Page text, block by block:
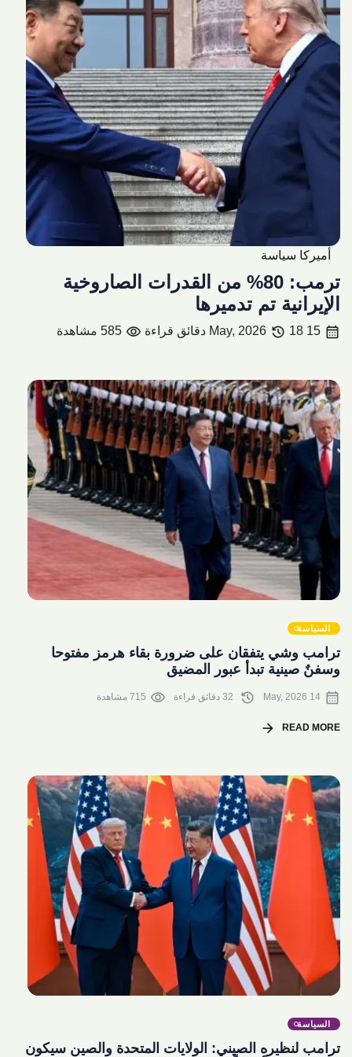
أميركا سياسة
ترمب: 80% من القدرات الصاروخية
الإيرانية تم تدميرها
calendar_month
15 May, 2026
history 18 دقائق قراءة visibility 585 مشاهدة
السياسة
ترامب وشي يتفقان على ضرورة بقاء هرمز مفتوحا
وسفنٌ صينية تبدأ عبور المضيق
calendar_month
14 May, 2026
history
visibility 715 مشاهدة
READ MORE
arrow_forward
السياسة
ترامب لنظيره الصيني: الولايات المتحدة والصين سيكون